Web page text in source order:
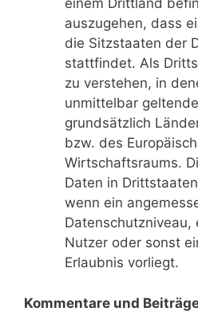
einem Drittland
auszugehen, dass
die Sitzstaaten der
stattfindet. Als
zu verstehen, in
unmittelbar
grundsätzlich
bzw. des
Wirtschaftsraums.
Daten in
wenn ein
Datenschutzniveau,
Nutzer oder sonst
Erlaubnis vorliegt.
Kommentare und